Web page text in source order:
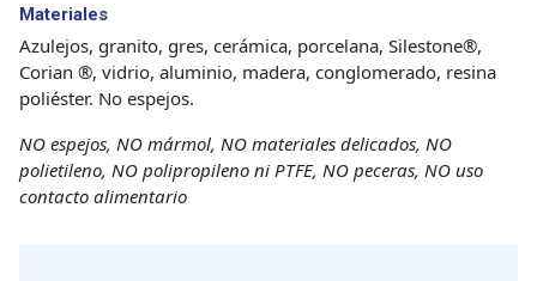
Materiales
Azulejos, granito, gres, cerámica, porcelana, Silestone®,
Corian ®, vidrio, aluminio, madera, conglomerado, resina
poliéster. No espejos.
NO espejos, NO mármol, NO materiales delicados, NO
polietileno, NO polipropileno ni PTFE, NO peceras, NO uso
contacto alimentario